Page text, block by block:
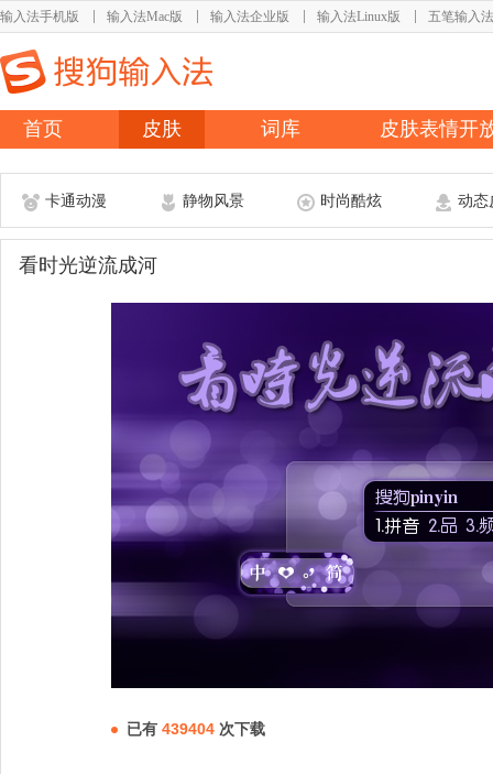
输入法手机版 输入法Mac版 输入法企业版 输入法Linux版 五笔输入法
首页 皮肤 词库 皮肤表情开
卡通动漫 静物风景 时尚酷炫 动态
看时光逆流成河
已有 439404 次下载